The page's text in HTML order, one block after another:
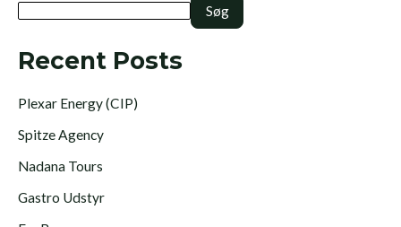
Søg
Recent Posts
Plexar Energy (CIP)
Spitze Agency
Nadana Tours
Gastro Udstyr